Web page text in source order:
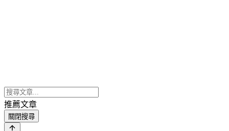
推薦文章
關閉搜尋